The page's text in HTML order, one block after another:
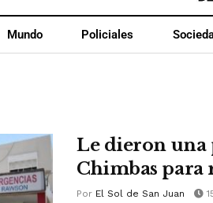
Mundo Policiales
Le dieron una
Chimbas para
Por El Sol de San Juan